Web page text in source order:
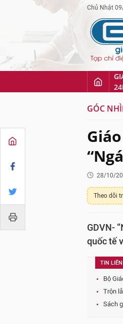
Chủ Nhật
GÓC
28/10/
Theo dõi
GDVN-
quốc tế
TIN
Bộ
Trộn
Sách